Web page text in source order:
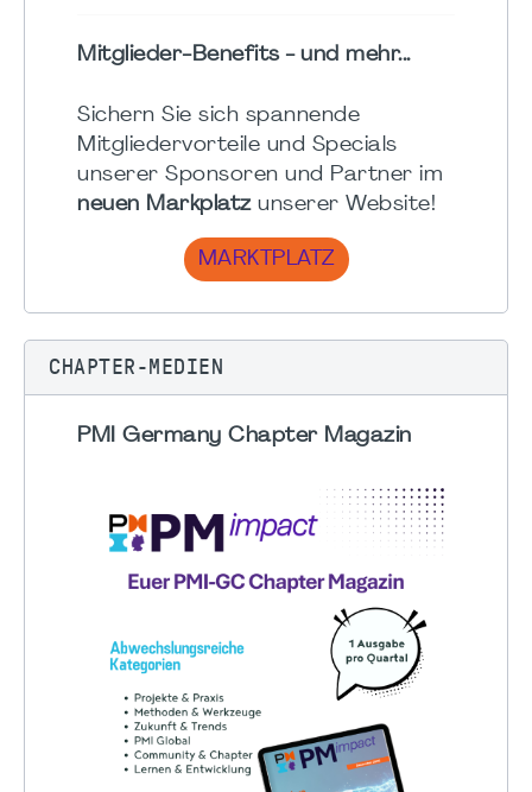
Mitglieder-Benefits - und mehr...
Sichern Sie sich spannende
Mitgliedervorteile und Specials
unserer Sponsoren und Partner im
neuen Markplatzunserer Website!
MARKTPLATZ
CHAPTER-MEDIEN
PMI Germany Chapter Magazin